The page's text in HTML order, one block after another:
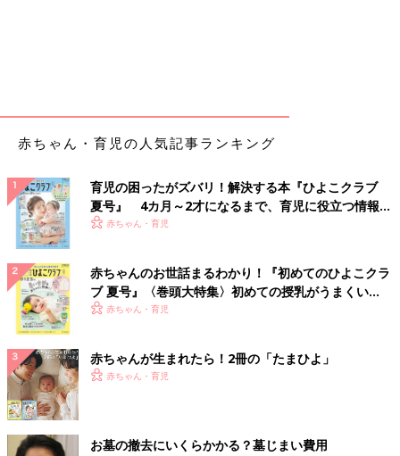
赤ちゃん・育児の人気記事ランキング
育児の困ったがズバリ！解決する本『ひよこクラブ
夏号』 4カ月～2才になるまで、育児に役立つ情報が
いっぱい！
赤ちゃん・育児
赤ちゃんのお世話まるわかり！『初めてのひよこクラ
ブ 夏号』〈巻頭大特集〉初めての授乳がうまくい
く！ おっぱい・ミルクの基本と夏のトラブル 解決テ
赤ちゃん・育児
赤ちゃんが生まれたら！2冊の「たまひよ」
赤ちゃん・育児
お墓の撤去にいくらかかる？墓じまい費用